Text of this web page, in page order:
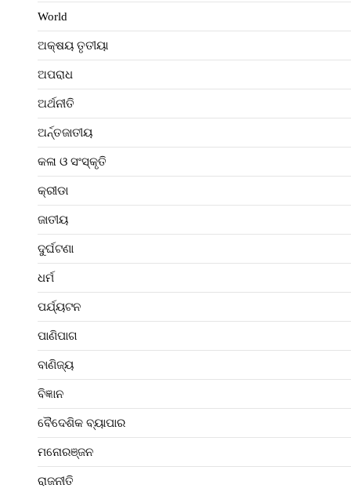
World
ଅକ୍ଷୟ ତୃତୀୟା
ଅପରାଧ
ଅର୍ଥନୀତି
ଅର୍ନ୍ତଜାତୀୟ
କଳା ଓ ସଂସ୍କୃତି
କ୍ରୀଡା
ଜାତୀୟ
ଦୁର୍ଘଟଣା
ଧର୍ମ
ପର୍ଯ୍ୟଟନ
ପାଣିପାଗ
ବାଣିଜ୍ୟ
ବିଜ୍ଞାନ
ବୈଦେଶିକ ବ୍ୟାପାର
ମନୋରଞ୍ଜନ
ରାଜନୀତି